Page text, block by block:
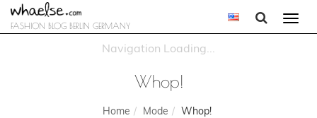
FASHION BLOG BERLIN GERMANY
Whop!
Home Mode Whop!